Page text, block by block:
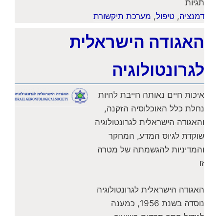
תגיות
דמנציה, טיפול, מערכת תיקשורת
האגודה הישראלית
לגרונטולוגיה
איכות חיים נאותה חייבת להיות
נחלת כלל האוכלוסיה הזקנה,
והאגודה הישראלית לגרונטולוגיה
שוקדת לגיוס המדע, המחקר
והמדיניות להגשמתה של מטרה
זו
האגודה הישראלית לגרונטולוגיה
נוסדה בשנת 1956, כמענה